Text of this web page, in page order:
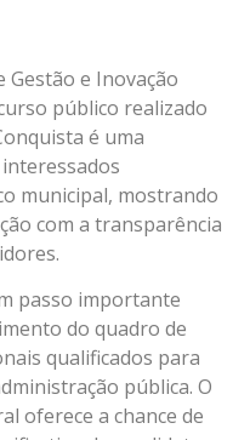
Gestão e Inovação
público realizado
é uma
municipal, mostrando
com a transparência
passo importante
do quadro de
qualificados para
pública. O
oferece a chance de